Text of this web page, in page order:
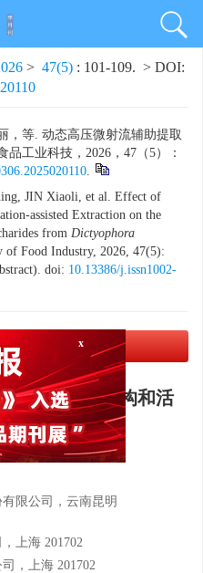
> 47(5) : 101-109. > DOI:
，等. 动态高压微射流辅助提取
工业科技，2026，47（5）：
.
JIN Xiaoli, et al. Effect of
assisted Extraction on the
from Dictyophora
of Food Industry, 2026, 47(5):
doi: 10.13386/j.issn1002-
载(1439 KB)
对竹荪多糖结构和活
丽4, 杨秀霞4,
限公司，云南昆明
上海 201702
，上海 201702